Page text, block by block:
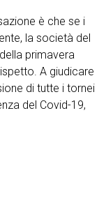
è che se i
la società del
primavera
A giudicare
di tutte i tornei
del Covid-19,